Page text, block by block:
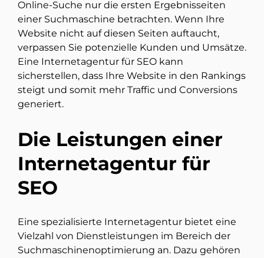
Online-Suche nur die ersten Ergebnisseiten
einer Suchmaschine betrachten. Wenn Ihre
Website nicht auf diesen Seiten auftaucht,
verpassen Sie potenzielle Kunden und Umsätze.
Eine Internetagentur für SEO kann
sicherstellen, dass Ihre Website in den Rankings
steigt und somit mehr Traffic und Conversions
generiert.
Die Leistungen einer
Internetagentur für
SEO
Eine spezialisierte Internetagentur bietet eine
Vielzahl von Dienstleistungen im Bereich der
Suchmaschinenoptimierung an. Dazu gehören